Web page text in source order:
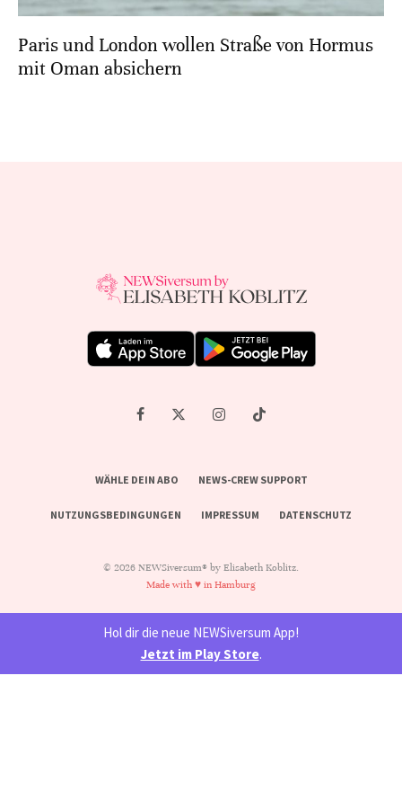
Paris und London wollen Straße von Hormus
mit Oman absichern
WÄHLE DEIN ABO NEWS-CREW SUPPORT
NUTZUNGSBEDINGUNGEN IMPRESSUM DATENSCHUTZ
© 2026 NEWSiversum® by Elisabeth Koblitz.
Made with ♥ in Hamburg
Hol dir die neue NEWSiversum App!
Jetzt im Play Store.